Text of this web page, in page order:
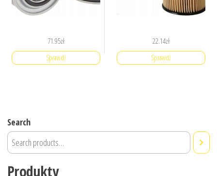
71.95zł
Sprawdź
22.14zł
Sprawdź
Search
Produkty